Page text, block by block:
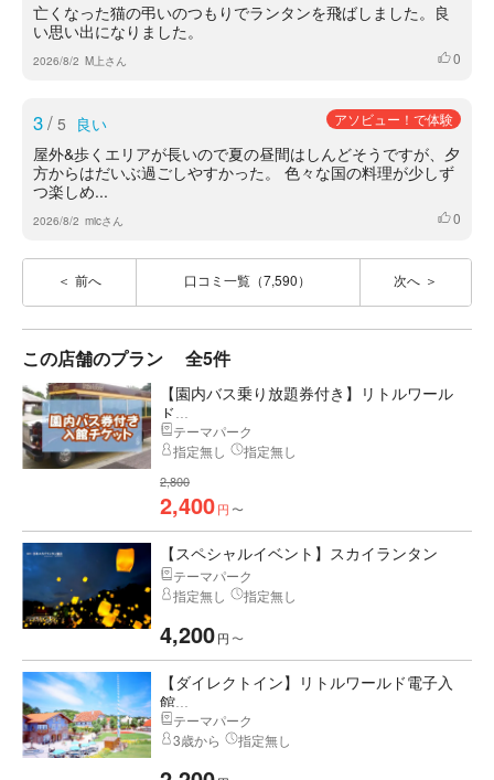
亡くなった猫の弔いのつもりでランタンを飛ばしました。良
い思い出になりました。
2026/8/2 M上さん いいね
0
3/ 5 良い アソビュー！で体験
屋外&歩くエリアが長いので夏の昼間はしんどそうですが、夕
方からはだいぶ過ごしやすかった。 色々な国の料理が少しず
つ楽しめ...
2026/8/2 micさん いいね
0
前へ 口コミ一覧（7,590） 次へ
この店舗のプラン 全5件
【園内バス乗り放題券付き】リトルワール
ド...
テーマパーク
指定無し
指定無し
2,800
2,400円 〜
【スペシャルイベント】スカイランタン
テーマパーク
指定無し
指定無し
4,200円 〜
【ダイレクトイン】リトルワールド電子入
館...
テーマパーク
3歳から
指定無し